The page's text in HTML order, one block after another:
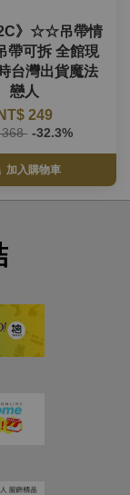
》☆☆吊帶情
帶可拆 全館現
台灣出貨魔法
戀人
NT$ 249
368 -32.3%
加入購物車